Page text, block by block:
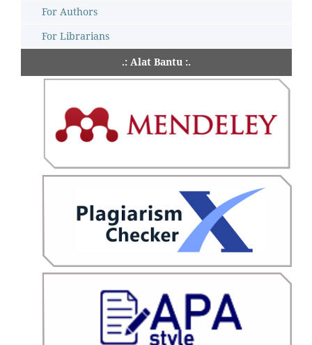
For Authors
For Librarians
.: Alat Bantu :.